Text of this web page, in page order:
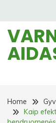
content
Home
Kaip